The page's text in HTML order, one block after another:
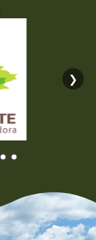
❯